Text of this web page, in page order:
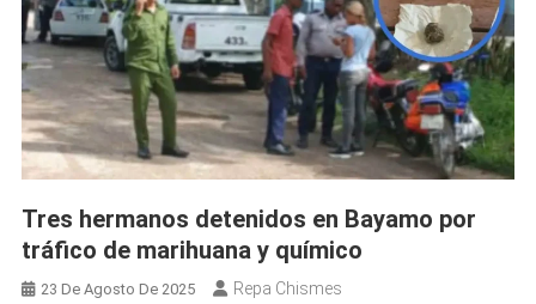
Tres hermanos detenidos en Bayamo por
tráfico de marihuana y químico
23 De Agosto De 2025 Repa Chismes